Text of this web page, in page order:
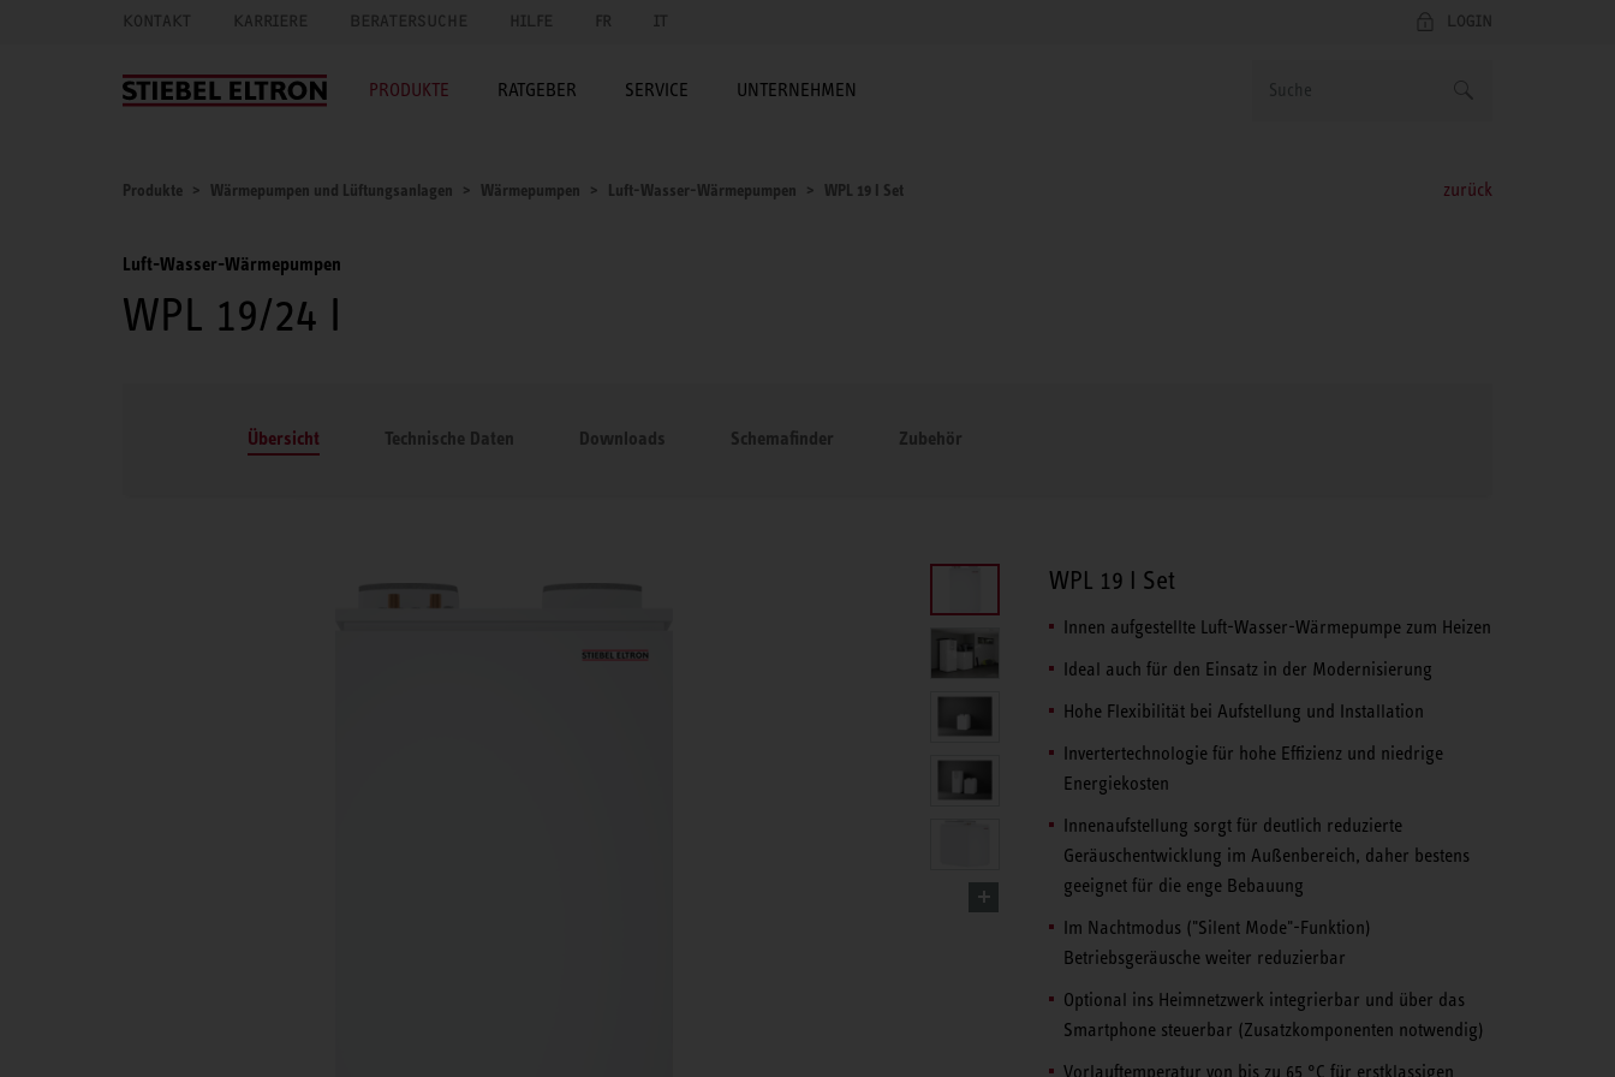
KONTAKT KARRIERE BERATERSUCHE HILFE FR IT LOGIN
PRODUKTE RATGEBER SERVICE UNTERNEHMEN
Produkte Wärmepumpen und Lüftungsanlagen Wärmepumpen Luft-Wasser-Wärmepumpen WPL 19 I Set zurück
Luft-Wasser-Wärmepumpen
WPL 19/24 I
Übersicht Technische Daten Downloads Schemafinder Zubehör
WPL 19 I Set
Innen aufgestellte Luft-Wasser-Wärmepumpe zum Heizen
Ideal auch für den Einsatz in der Modernisierung
Hohe Flexibilität bei Aufstellung und Installation
Invertertechnologie für hohe Effizienz und niedrige
Energiekosten
Innenaufstellung sorgt für deutlich reduzierte
Geräuschentwicklung im Außenbereich, daher bestens
geeignet für die enge Bebauung
Im Nachtmodus ("Silent Mode"-Funktion)
Betriebsgeräusche weiter reduzierbar
Optional ins Heimnetzwerk integrierbar und über das
Smartphone steuerbar (Zu­satzkomponenten notwendig)
Vorlauftemperatur von bis zu 65 °C für erstklassigen